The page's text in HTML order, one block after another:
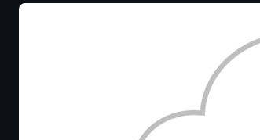
VPS gratuitos?